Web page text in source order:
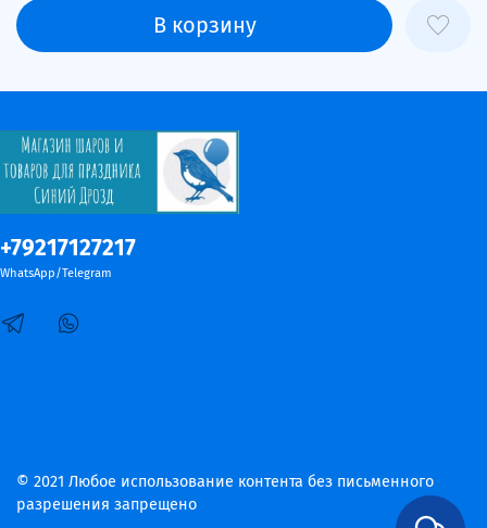
В корзину
+79217127217
WhatsApp/Telegram
© 2021 Любое использование контента без письменного
разрешения запрещено